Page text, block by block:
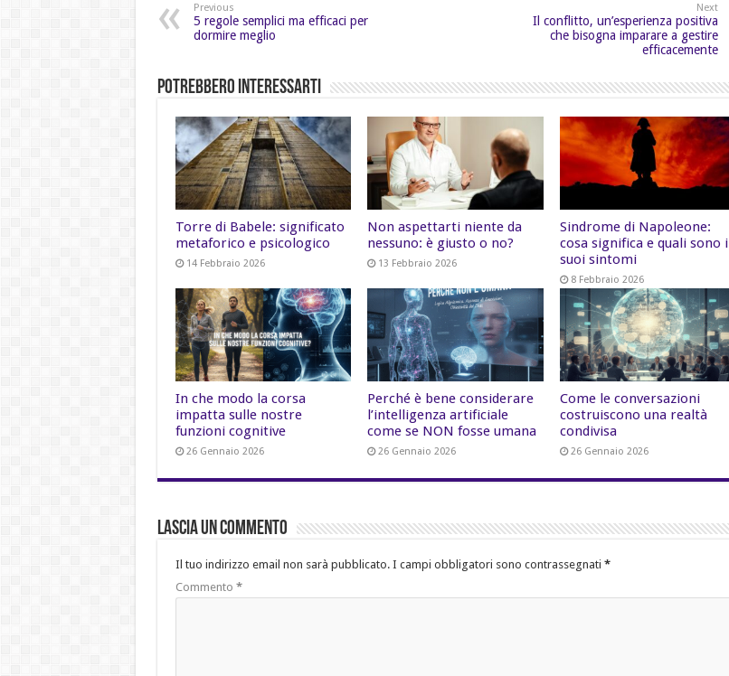
Previous
5 regole semplici ma efficaci per
dormire meglio
Next
Il conflitto, un’esperienza positiva
che bisogna imparare a gestire
efficacemente
Potrebbero Interessarti
Torre di Babele: significato
metaforico e psicologico
14 Febbraio 2026
Non aspettarti niente da
nessuno: è giusto o no?
13 Febbraio 2026
Sindrome di Napoleone:
cosa significa e quali sono i
suoi sintomi
8 Febbraio 2026
In che modo la corsa
impatta sulle nostre
funzioni cognitive
26 Gennaio 2026
Perché è bene considerare
l’intelligenza artificiale
come se NON fosse umana
26 Gennaio 2026
Come le conversazioni
costruiscono una realtà
condivisa
26 Gennaio 2026
Lascia un commento
Il tuo indirizzo email non sarà pubblicato. I campi obbligatori sono contrassegnati *
Commento *